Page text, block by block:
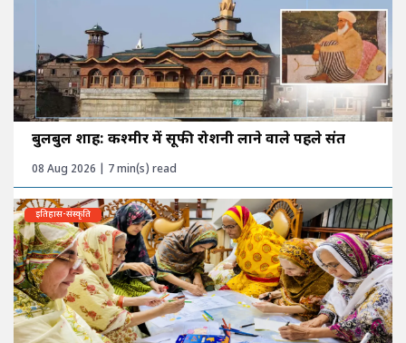
बुलबुल शाह: कश्मीर में सूफी रोशनी लाने वाले पहले संत
08 Aug 2026 | 7 min(s) read
इतिहास-संस्कृति